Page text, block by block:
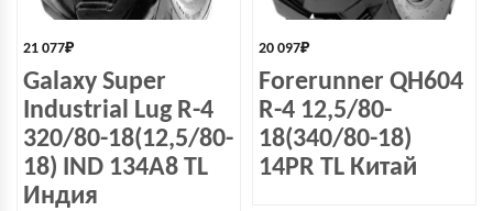
21 077₽
Galaxy Super
Industrial Lug R-4
320/80-18(12,5/80-
18) IND 134A8 TL
Индия
20 097₽
Forerunner QH604
R-4 12,5/80-
18(340/80-18)
14PR TL Китай